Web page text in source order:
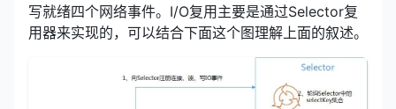
写就绪四个网络事件。I/O复用主要是通过Selector复
用器来实现的，可以结合下面这个图理解上面的叙述。